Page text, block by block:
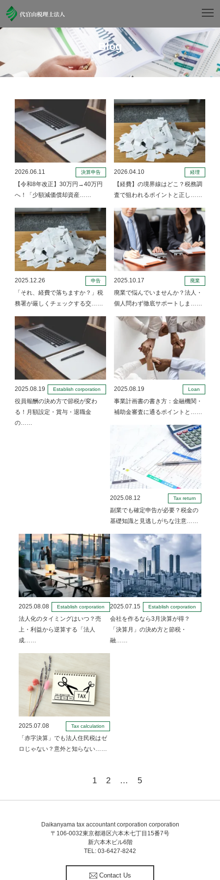
Blog
blog
2026.06.11 決算申告
【令和8年改正】30万円→40万円
へ！「少額減価償却資産……
2026.04.10 経理
【経費】の境界線はどこ？税務調
査で狙われるポイントと正し……
2025.12.26 申告
「それ、経費で落ちますか？」税
務署が厳しくチェックする交……
2025.10.17 廃業
廃業で悩んでいませんか？法人・
個人問わず徹底サポートしま……
2025.08.19 Establish corporation
役員報酬の決め方で節税が変わ
る！月額設定・賞与・退職金
の……
2025.08.19 Loan
事業計画書の書き方：金融機関・
補助金審査に通るポイントと……
2025.08.12 Tax return
副業でも確定申告が必要？税金の
基礎知識と見逃しがちな注意……
2025.08.08 Establish corporation
法人化のタイミングはいつ？売
上・利益から逆算する「法人
成……
2025.07.15 Establish corporation
会社を作るなら3月決算が得？
「決算月」の決め方と節税・
融……
2025.07.08 Tax calculation
「赤字決算」でも法人住民税はゼ
ロじゃない？意外と知らない……
1 2 … 5
Daikanyama tax accountant corporation corporation
〒106-0032東京都港区六本木七丁目15番7号
新六本木ビル6階
TEL: 03-6427-8242
Contact Us